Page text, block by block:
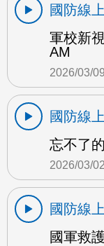
國防線上
軍校新
AM
2026/03/09
國防線上
忘不了
2026/03/02
國防線上
國軍救